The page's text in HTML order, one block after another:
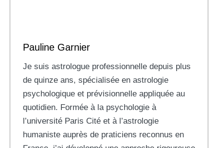
Pauline Garnier
Je suis astrologue professionnelle depuis plus
de quinze ans, spécialisée en astrologie
psychologique et prévisionnelle appliquée au
quotidien. Formée à la psychologie à
l’université Paris Cité et à l’astrologie
humaniste auprès de praticiens reconnus en